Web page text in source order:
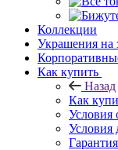
Коллекции
Украшения на
Как купить
Назад
Как
Условия
Условия